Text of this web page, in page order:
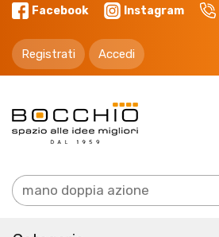
Facebook Instagram
Registrati Accedi